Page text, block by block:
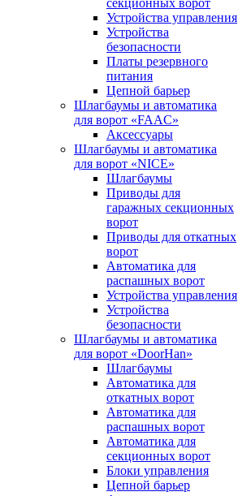
секционных ворот
Устройства управления
Устройства
безопасности
Платы резервного
питания
Цепной барьер
Шлагбаумы и автоматика
для ворот «FAAC»
Аксессуары
Шлагбаумы и автоматика
для ворот «NICE»
Шлагбаумы
Приводы для
гаражных секционных
ворот
Приводы для откатных
ворот
Автоматика для
распашных ворот
Устройства управления
Устройства
безопасности
Шлагбаумы и автоматика
для ворот «DoorHan»
Шлагбаумы
Автоматика для
откатных ворот
Автоматика для
распашных ворот
Автоматика для
секционных ворот
Блоки управления
Цепной барьер